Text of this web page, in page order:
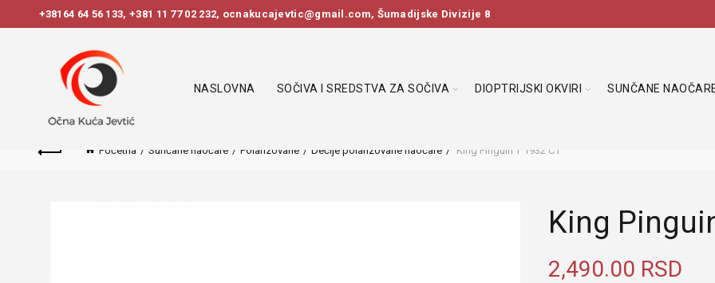
+38164 64 56 133,+381 11 77 02 232, ocnakucajevtic@gmail.com, Šumadijske Divizije 8
NASLOVNA SOČIVA I SREDSTVA ZA SOČIVA DIOPTRIJSKI OKVIRI SUNČANE
Početna Sunčane naočare Polarizovane Dečije polarizovane naočare King Pinguin T 1932 C1
King
2,490.00 RSD